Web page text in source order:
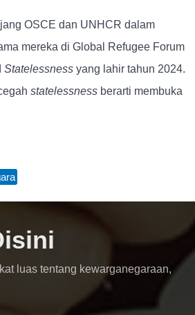
OSCE dan UNHCR dalam
mereka di Global Refugee Forum
Statelessnessyang lahir tahun 2024.
statelessnessberarti membuka
luas tentang kewarganegaraan,